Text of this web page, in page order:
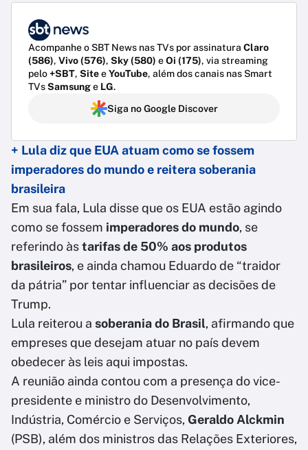
Acompanhe o SBT News nas TVs por assinatura Claro
(586), Vivo (576), Sky (580) eOi (175), via streaming
pelo+SBT, SiteeYouTube, além dos canais nas Smart
TVsSamsunge LG.
Siga no Google Discover
+ Lula diz que EUA atuam como se fossem
imperadores do mundo e reitera soberania
brasileira
Em sua fala, Lula disse que os EUA estão agindo
como se fossem imperadores do mundo, se
referindo àstarifas de 50% aos produtos
brasileiros, e ainda chamou Eduardo de “traidor
da pátria” por tentar influenciar as decisões de
Trump.
Lula reiterou a soberania do Brasil, afirmando que
empreses que desejam atuar no país devem
obedecer às leis aqui impostas.
A reunião ainda contou com a presença do vice-
presidente e ministro do Desenvolvimento,
Indústria, Comércio e Serviços, Geraldo Alckmin
(PSB), além dos ministros das Relações Exteriores,